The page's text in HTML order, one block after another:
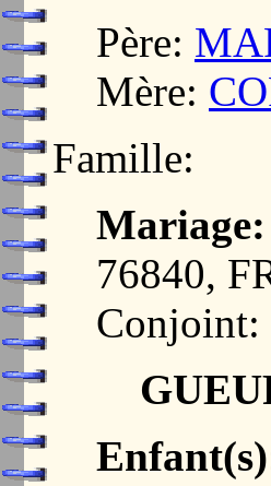
Père:
Mère:
Famille:
Mariage:
76840,
Conjoint:
Enfant(s)